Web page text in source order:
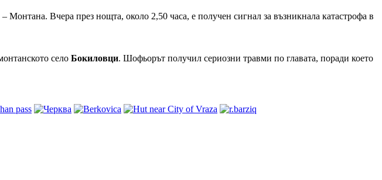
Вчера през нощта, около 2,50 часа, е получен сигнал за възникнала катастрофа в
село Бокиловци. Шофьорът получил сериозни травми по главата, поради което